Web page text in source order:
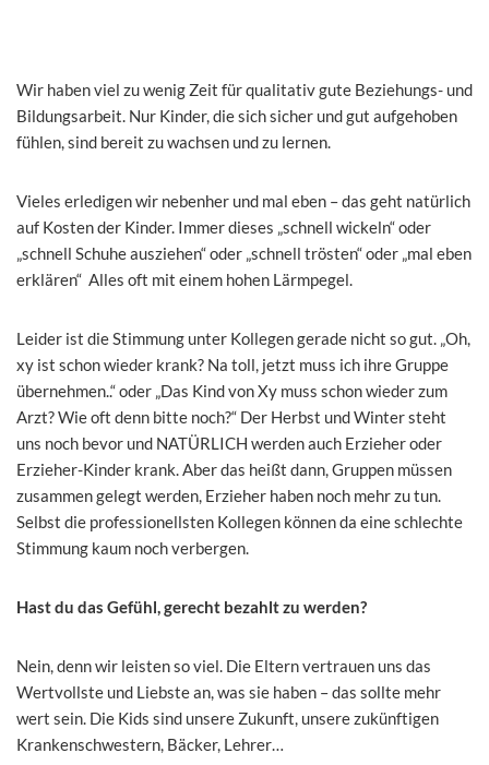
Wir haben viel zu wenig Zeit für qualitativ gute Beziehungs- und
Bildungsarbeit. Nur Kinder, die sich sicher und gut aufgehoben
fühlen, sind bereit zu wachsen und zu lernen.
Vieles erledigen wir nebenher und mal eben – das geht natürlich
auf Kosten der Kinder. Immer dieses „schnell wickeln“ oder
„schnell Schuhe ausziehen“ oder „schnell trösten“ oder „mal eben
erklären“ Alles oft mit einem hohen Lärmpegel.
Leider ist die Stimmung unter Kollegen gerade nicht so gut. „Oh,
xy ist schon wieder krank? Na toll, jetzt muss ich ihre Gruppe
übernehmen..“ oder „Das Kind von Xy muss schon wieder zum
Arzt? Wie oft denn bitte noch?“ Der Herbst und Winter steht
uns noch bevor und NATÜRLICH werden auch Erzieher oder
Erzieher-Kinder krank. Aber das heißt dann, Gruppen müssen
zusammen gelegt werden, Erzieher haben noch mehr zu tun.
Selbst die professionellsten Kollegen können da eine schlechte
Stimmung kaum noch verbergen.
Hast du das Gefühl, gerecht bezahlt zu werden?
Nein, denn wir leisten so viel. Die Eltern vertrauen uns das
Wertvollste und Liebste an, was sie haben – das sollte mehr
wert sein. Die Kids sind unsere Zukunft, unsere zukünftigen
Krankenschwestern, Bäcker, Lehrer…